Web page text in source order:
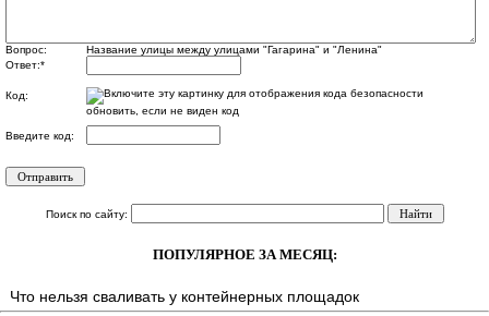
Вопрос:
Название улицы между улицами "Гагарина" и "Ленина"
Ответ:*
Код:
обновить, если не виден код
Введите код:
Поиск по сайту:
ПОПУЛЯРНОЕ ЗА МЕСЯЦ:
Что нельзя сваливать у контейнерных площадок